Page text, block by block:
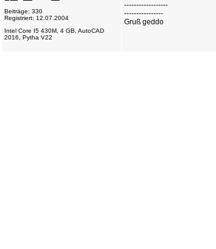
Beiträge: 330
Registriert: 12.07.2004
Intel Core I5 430M, 4 GB, AutoCAD
2016, Pytha V22
------------------
----------------
Gruß geddo